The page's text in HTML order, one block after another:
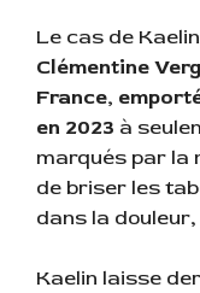
Le cas de
Clémentine
France,
en 2023 à
marqués par la
de briser les
dans la
Kaelin laisse